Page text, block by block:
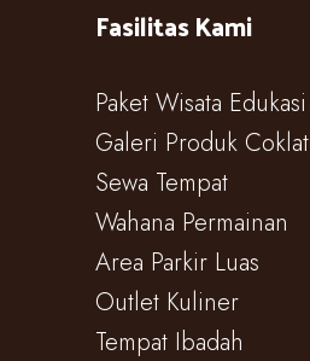
Fasilitas Kami
Paket Wisata Edukasi
Galeri Produk Coklat
Sewa Tempat
Wahana Permainan
Area Parkir Luas
Outlet Kuliner
Tempat Ibadah